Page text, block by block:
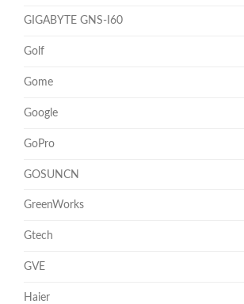
GIGABYTE GNS-I60
Golf
Gome
Google
GoPro
GOSUNCN
GreenWorks
Gtech
GVE
Haier